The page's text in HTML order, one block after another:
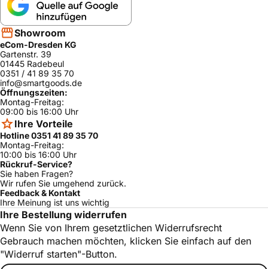
Showroom
eCom-Dresden KG
Gartenstr. 39
01445 Radebeul
0351 / 41 89 35 70
info@smartgoods.de
Öffnungszeiten:
Montag-Freitag:
09:00 bis 16:00 Uhr
Ihre Vorteile
Hotline 0351 41 89 35 70
Montag-Freitag:
10:00 bis 16:00 Uhr
Rückruf-Service?
Sie haben Fragen?
Wir rufen Sie umgehend zurück.
Feedback & Kontakt
Ihre Meinung ist uns wichtig
Ihre Bestellung widerrufen
Wenn Sie von Ihrem gesetztlichen Widerrufsrecht
Gebrauch machen möchten, klicken Sie einfach auf den
"Widerruf starten"-Button.